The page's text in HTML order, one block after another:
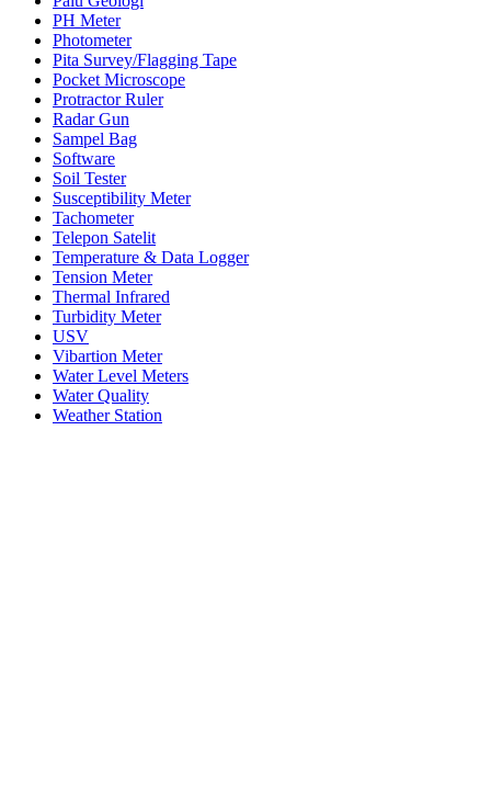
PH Meter
Photometer
Pita Survey/Flagging Tape
Pocket Microscope
Protractor Ruler
Radar Gun
Sampel Bag
Software
Soil Tester
Susceptibility Meter
Tachometer
Telepon Satelit
Temperature & Data Logger
Tension Meter
Thermal Infrared
Turbidity Meter
USV
Vibartion Meter
Water Level Meters
Water Quality
Weather Station